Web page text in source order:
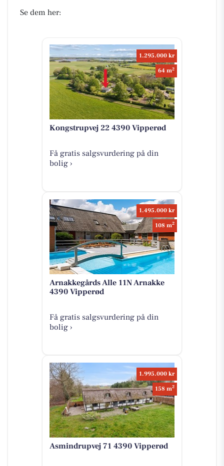
Se dem her:
1.295.000 kr
64 m2
Kongstrupvej 22 4390 Vipperød
Få gratis salgsvurdering på din
bolig ›
1.495.000 kr
108 m2
Arnakkegårds Alle 11N Arnakke
4390 Vipperød
Få gratis salgsvurdering på din
bolig ›
1.995.000 kr
158 m2
Asmindrupvej 71 4390 Vipperød